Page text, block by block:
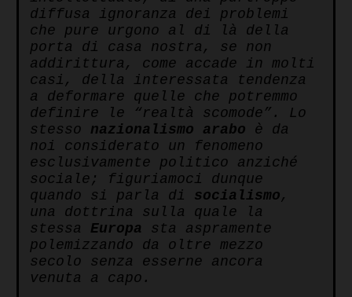
diffusa ignoranza dei problemi
che pure urgono al di là della
porta di casa nostra, se non
addirittura, come accade in molti
casi, della interessata tendenza
a deformare quelle che potremmo
definire le “realtà scomode”. Lo
stesso nazionalismo arabo è da
noi considerato un fenomeno
esclusivamente politico anziché
sociale; figuriamoci dunque
quando si parla di socialismo,
una dottrina sulla quale la
stessa Europa sta aspramente
polemizzando da oltre mezzo
secolo senza esserne ancora
venuta a capo.